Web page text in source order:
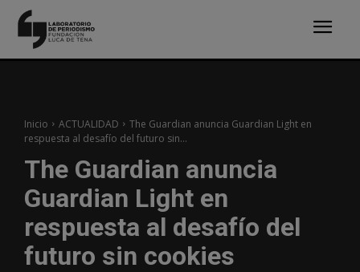
Inicio ACTUALIDAD
The Guardian anuncia Guardian Light en
respuesta al desafío del futuro sin...
The Guardian anuncia
Guardian Light en
respuesta al desafío del
futuro sin cookies